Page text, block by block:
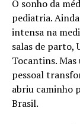
O sonho da
pediatria.
intensa na
salas de parto,
Tocantins. Mas
pessoal
abriu caminho
Brasil.